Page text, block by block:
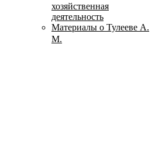
хозяйственная
деятельность
Материалы о Тулееве А.
М.